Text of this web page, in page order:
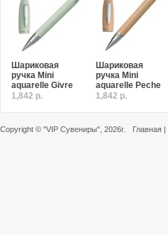
Шариковая
ручка Mini
aquarelle Givre
1,842 р.
Шариковая
ручка Mini
aquarelle Peche
1,842 р.
Copyright © "VIP Сувениры" , 2026г. Главная |